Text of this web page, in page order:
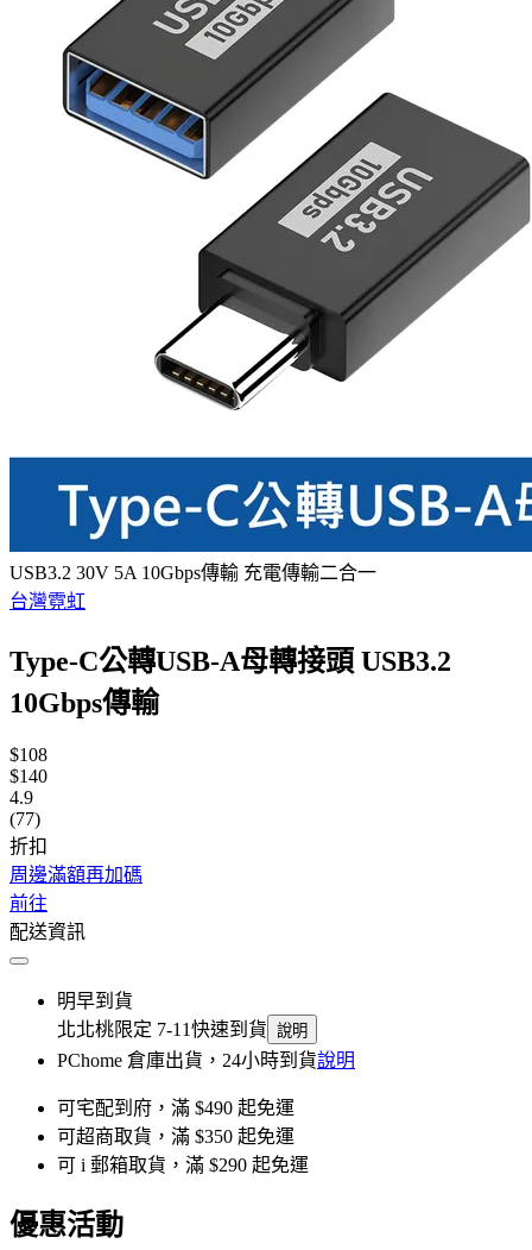
USB3.2 30V 5A 10Gbps傳輸 充電傳輸二合一
台灣霓虹
Type-C公轉USB-A母轉接頭 USB3.2
10Gbps傳輸
$108
$140
4.9
(77)
折扣
周邊滿額再加碼
前往
配送資訊
明早到貨
北北桃限定 7-11快速到貨 說明
PChome 倉庫出貨，24小時到貨說明
可宅配到府，滿 $490 起免運
可超商取貨，滿 $350 起免運
可 i 郵箱取貨，滿 $290 起免運
優惠活動